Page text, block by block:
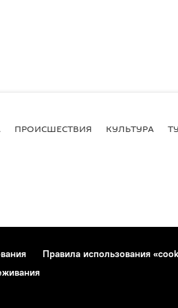
ПРОИСШЕСТВИЯ КУЛЬТУРА
Правила использования